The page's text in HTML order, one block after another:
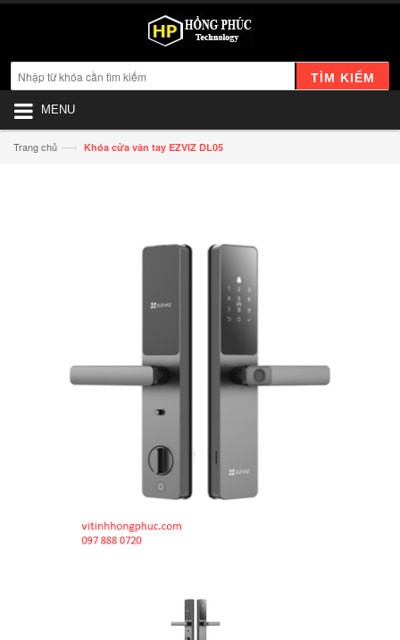
TÌM KIẾM
MENU
Trang chủ —› Khóa cửa vân tay EZVIZ DL05